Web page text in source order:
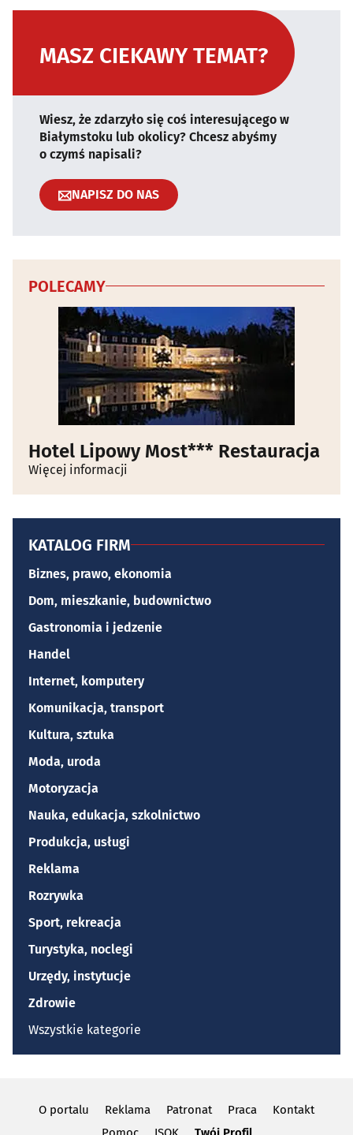
MASZ CIEKAWY TEMAT?
Wiesz, że zdarzyło się coś interesującego w
Białymstoku lub okolicy? Chcesz abyśmy
o czymś napisali?
NAPISZ DO NAS
POLECAMY
Hotel Lipowy Most*** Restauracja
Więcej informacji
KATALOG FIRM
Biznes, prawo, ekonomia
Dom, mieszkanie, budownictwo
Gastronomia i jedzenie
Handel
Internet, komputery
Komunikacja, transport
Kultura, sztuka
Moda, uroda
Motoryzacja
Nauka, edukacja, szkolnictwo
Produkcja, usługi
Reklama
Rozrywka
Sport, rekreacja
Turystyka, noclegi
Urzędy, instytucje
Zdrowie
Wszystkie kategorie
O portalu Reklama Patronat Praca
Kontakt